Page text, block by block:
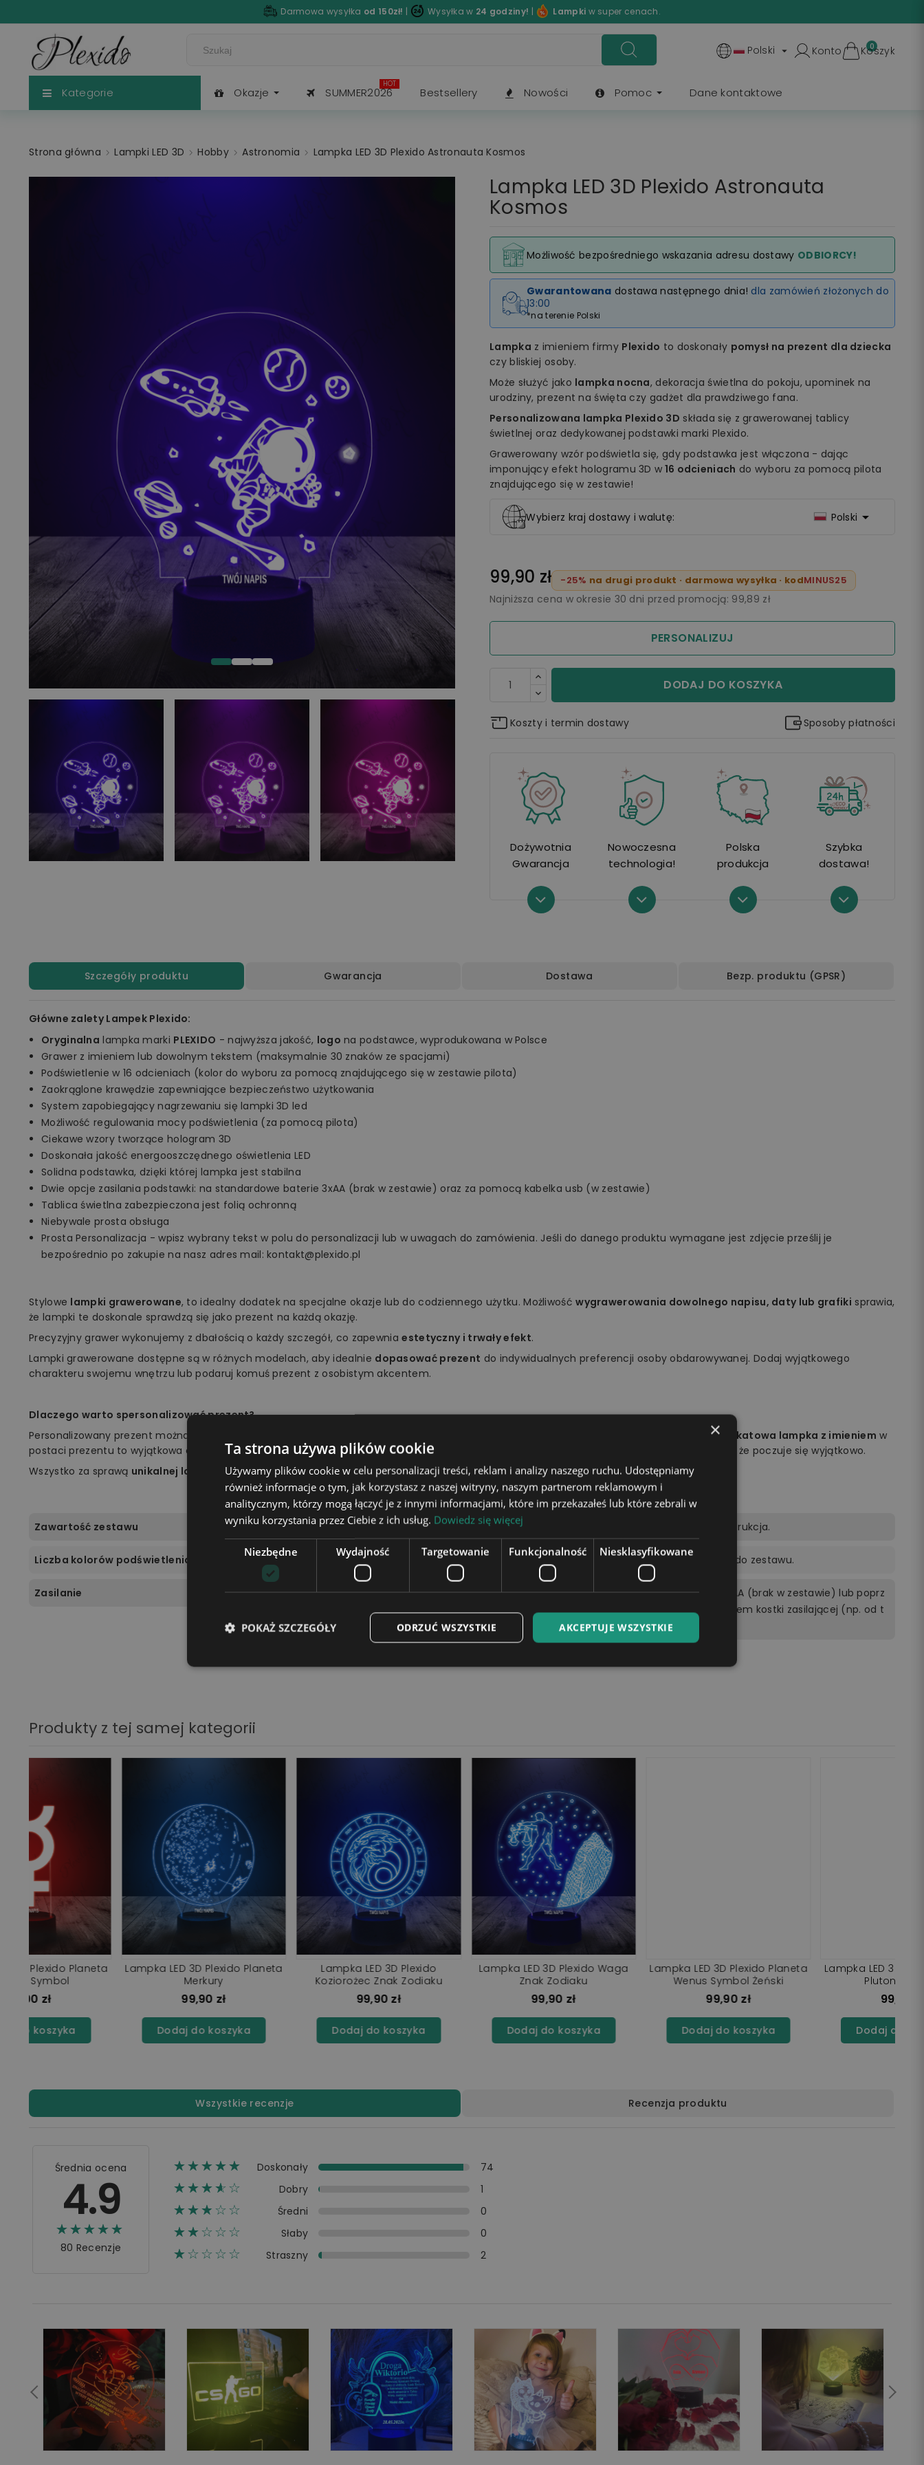
Darmowa wysyłka od 150zł! | Wysyłka w 24 godziny! | Lampki w super cenach.
Polski  Konto 0
Koszyk
Kategorie Okazje SUMMER2026
HOT
Bestsellery Nowości Pomoc Dane kontaktowe
Strona główna Lampki LED 3D Hobby Astronomia Lampka LED 3D Plexido Astronauta Kosmos
Lampka LED 3D Plexido Astronauta
Kosmos
Możliwość bezpośredniego wskazania adresu dostawy ODBIORCY!
Gwarantowana dostawa następnego dnia! dla zamówień złożonych do
13:00
*na terenie Polski
Lampka z imieniem firmy Plexido to doskonały pomysł na prezent dla dziecka
czy bliskiej osoby.
Może służyć jako lampka nocna, dekoracja świetlna do pokoju, upominek na
urodziny, prezent na święta czy gadżet dla prawdziwego fana.
Personalizowana lampka Plexido 3D składa się z grawerowanej tablicy
świetlnej oraz dedykowanej podstawki marki Plexido.
Grawerowany wzór podświetla się, gdy podstawka jest włączona - dając
imponujący efekt hologramu 3D w 16 odcieniach do wyboru za pomocą pilota
znajdującego się w zestawie!
Wybierz kraj dostawy i walutę: Polski 
99,90 zł -25% na drugi produkt · darmowa wysyłka · kodMINUS25
Najniższa cena w okresie 30 dni przed promocją: 99,89 zł
PERSONALIZUJ
DODAJ DO KOSZYKA
Koszty i termin dostawy Sposoby płatności
Dożywotnia
Gwarancja
Nowoczesna
technologia!
Polska
produkcja
Szybka
dostawa!
Szczegóły produktu Gwarancja Dostawa Bezp. produktu (GPSR)
Główne zalety Lampek Plexido:
Oryginalna lampka marki PLEXIDO - najwyższa jakość, logo na podstawce, wyprodukowana w Polsce
Grawer z imieniem lub dowolnym tekstem (maksymalnie 30 znaków ze spacjami)
Podświetlenie w 16 odcieniach (kolor do wyboru za pomocą znajdującego się w zestawie pilota)
Zaokrąglone krawędzie zapewniające bezpieczeństwo użytkowania
System zapobiegający nagrzewaniu się lampki 3D led
Możliwość regulowania mocy podświetlenia (za pomocą pilota)
Ciekawe wzory tworzące hologram 3D
Doskonała jakość energooszczędnego oświetlenia LED
Solidna podstawka, dzięki której lampka jest stabilna
Dwie opcje zasilania podstawki: na standardowe baterie 3xAA (brak w zestawie) oraz za pomocą kabelka usb (w zestawie)
Tablica świetlna zabezpieczona jest folią ochronną
Niebywale prosta obsługa
Prosta Personalizacja - wpisz wybrany tekst w polu do personalizacji lub w uwagach do zamówienia. Jeśli do danego produktu wymagane jest zdjęcie prześlij je
bezpośrednio po zakupie na nasz adres mail: kontakt@plexido.pl
Stylowe lampki grawerowane, to idealny dodatek na specjalne okazje lub do codziennego użytku. Możliwośćwygrawerowania dowolnego napisu, daty lub grafiki sprawia,
że lampki te doskonale sprawdzą się jako prezent na każdą okazję.
Precyzyjny grawer wykonujemy z dbałością o każdy szczegół, co zapewniaestetyczny i trwały efekt.
Lampki grawerowane dostępne są w różnych modelach, aby idealnie dopasować prezent do indywidualnych preferencji osoby obdarowywanej. Dodaj wyjątkowego
charakteru swojemu wnętrzu lub podaruj komuś prezent z osobistym akcentem.
Dlaczego warto spersonalizować prezent?
Personalizowany prezent można jak najlepiej dopasować do zainteresowań, upodobań, charakteru czy osobowości obdarowywanej osoby.Unikatowa lampka z imieniem w
postaci prezentu to wyjątkowa okazja, aby zrobić niespodziankę bliskiej osobie. Z pewnością wywołasz szeroki uśmiech na jej twarzy i sprawisz, że poczuje się wyjątkowo.
Wszystko za sprawą unikalnej lampki marki Plexido!
Zawartość zestawu tablica świetlna, podstawka, pilot, kabel zasilający, instrukcja.
Liczba kolorów podświetlenia 16 kolorów do wyboru za pomocą pilota dołączonego do zestawu.
Zasilanie
Podstawka zasilana jest bezprzewodowo 3 bateriami AA (brak w zestawie) lub poprz
ez podłączenie kabla zasilającego do kontaktu z użyciem kostki zasilającej (np. od t
elefonu) lub gniazda USB w laptopie.
Produkty z tej samej kategorii
Lampka LED 3D Plexido Planeta
Wenus Symbol Żeński
Dodaj do koszyka
Lampka LED 3D Plexido Planeta
Pluton Kosmos
Dodaj do koszyka
Lampka LED 3D Plexido Panna
Znak Zodiaku
Dodaj do koszyka
Lampka LED 3D Plexido Planeta
Mars Symbol Męski
Dodaj do koszyka
Lampka LED 3D Plexido Planeta
Dodaj do koszyka
Wszystkie recenzje Recenzja produktu
Średnia ocena
4.9
☆☆☆☆☆
★★★★★
80 Recenzje
☆☆☆☆☆
★★★★★ Doskonały 74
☆☆☆☆☆
★★★★ Dobry 1
☆☆☆☆☆
★★★ Średni 0
☆☆☆☆☆
★★ Słaby 0
☆☆☆☆☆
★ Straszny 2
×
Ta strona używa plików cookie
Używamy plików cookie w celu personalizacji treści, reklam i analizy naszego ruchu. Udostępniamy
również informacje o tym, jak korzystasz z naszej witryny, naszym partnerom reklamowym i
analitycznym, którzy mogą łączyć je z innymi informacjami, które im przekazałeś lub które zebrali w
wyniku korzystania przez Ciebie z ich usług. Dowiedz się więcej
Niezbędne Wydajność Targetowanie Funkcjonalność Niesklasyfikowane
AKCEPTUJE WSZYSTKIE
ODRZUĆ WSZYSTKIE
POKAŻ SZCZEGÓŁY